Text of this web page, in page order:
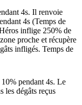
4s. Il renvoie
4s (Temps de
inflige 250% de
proche et récupère
infligés. Temps de
pendant 4s. Le
les dégâts reçus